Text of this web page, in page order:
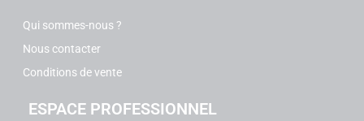
Qui sommes-nous ?
Nous contacter
Conditions de vente
ESPACE PROFESSIONNEL